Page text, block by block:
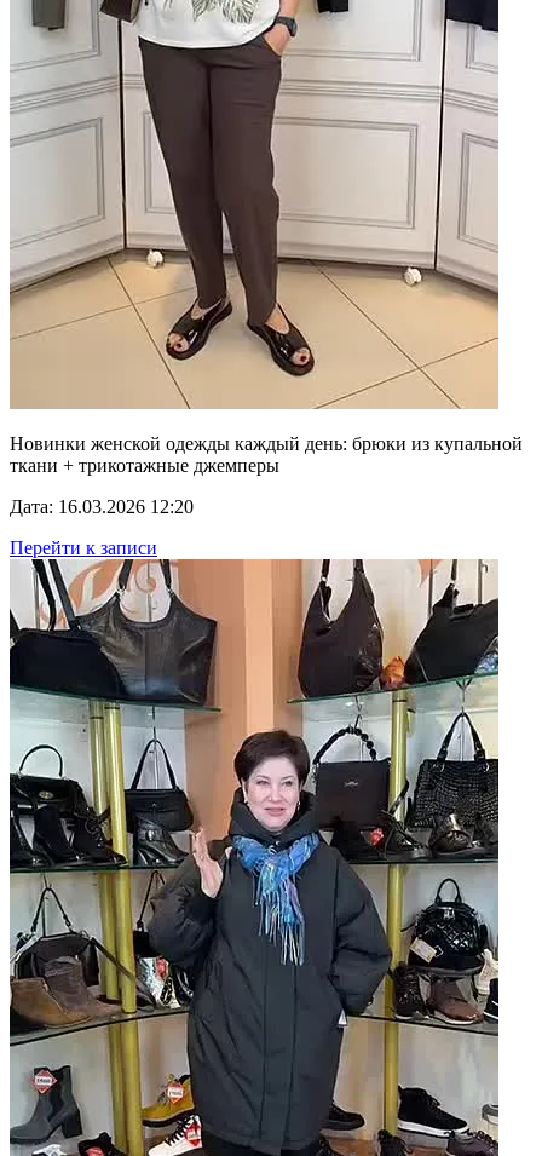
Новинки женской одежды каждый день: брюки из купальной
ткани + трикотажные джемперы
Дата: 16.03.2026 12:20
Перейти к записи